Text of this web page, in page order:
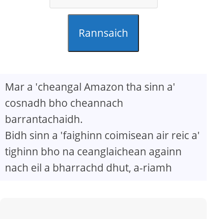
Rannsaich
Mar a 'cheangal Amazon tha sinn a'
cosnadh bho cheannach
barrantachaidh.
Bidh sinn a 'faighinn coimisean air reic a'
tighinn bho na ceanglaichean againn
nach eil a bharrachd dhut, a-riamh